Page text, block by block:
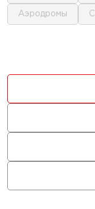
аэродромы